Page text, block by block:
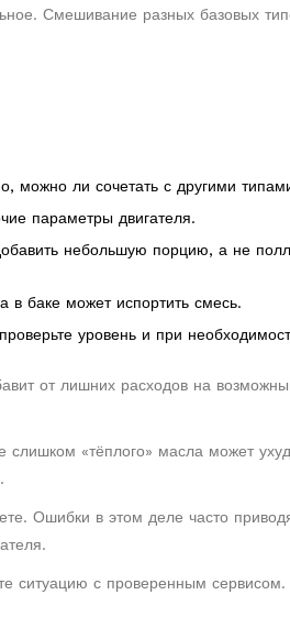
Смешивание разных базовых
можно ли сочетать с другими
параметры двигателя.
небольшую порцию, а не
в баке может испортить смесь.
уровень и при
от лишних расходов на
«тёплого» масла может
Ошибки в этом деле часто
ситуацию с проверенным сервисом.